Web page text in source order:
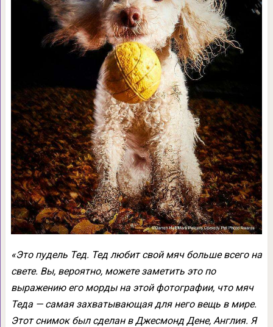
«Это пудель Тед. Тед любит свой мяч больше всего на
свете. Вы, вероятно, можете заметить это по
выражению его морды на этой фотографии, что мяч
Теда — самая захватывающая для него вещь в мире.
Этот снимок был сделан в Джесмонд Дене, Англия. Я